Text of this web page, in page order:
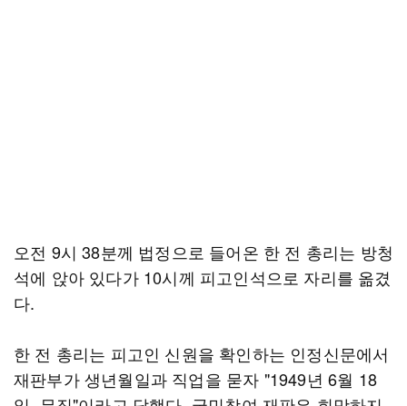
오전 9시 38분께 법정으로 들어온 한 전 총리는 방청
석에 앉아 있다가 10시께 피고인석으로 자리를 옮겼
다.
한 전 총리는 피고인 신원을 확인하는 인정신문에서
재판부가 생년월일과 직업을 묻자 "1949년 6월 18